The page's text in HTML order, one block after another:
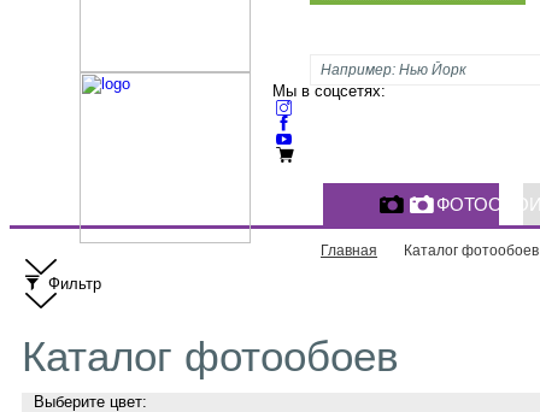
Мы в соцсетях:
Главная Каталог фотообоев
Фильтр
Каталог фотообоев
Выберите цвет: